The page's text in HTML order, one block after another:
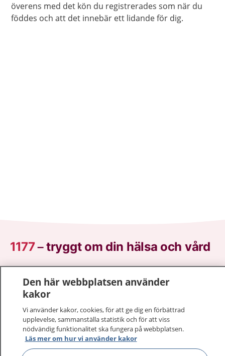
överens med det kön du registrerades som när du
föddes och att det innebär ett lidande för dig.
1177–tryggt om din hälsa och vård
På 1177.se får du råd om hälsa och information om
sjukdomar och vilka mottagningar du kan kontakta.
Logga in för att läsa din journal och göra dina
vårdärenden. Ring telefonnummer 1177 för
sjukvårdsrådgivning dygnet runt.
1177 ger dig råd när du vill må bättre.
Den här webbplatsen använder
kakor
Vi använder kakor, cookies, för att ge dig en förbättrad
upplevelse, sammanställa statistik och för att viss
nödvändig funktionalitet ska fungera på webbplatsen.
Läs mer om hur vi använder kakor